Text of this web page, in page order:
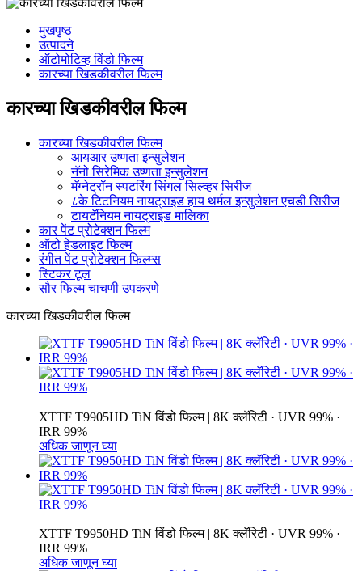
मुखपृष्ठ
उत्पादने
ऑटोमोटिव्ह विंडो फिल्म
कारच्या खिडकीवरील फिल्म
कारच्या खिडकीवरील फिल्म
कारच्या खिडकीवरील फिल्म
आयआर उष्णता इन्सुलेशन
नॅनो सिरेमिक उष्णता इन्सुलेशन
मॅग्नेट्रॉन स्पटरिंग सिंगल सिल्व्हर सिरीज
८के टिटनियम नायट्राइड हाय थर्मल इन्सुलेशन एचडी सिरीज
टायटॅनियम नायट्राइड मालिका
कार पेंट प्रोटेक्शन फिल्म
ऑटो हेडलाइट फिल्म
रंगीत पेंट प्रोटेक्शन फिल्म्स
स्टिकर टूल
सौर फिल्म चाचणी उपकरणे
कारच्या खिडकीवरील फिल्म
XTTF T9905HD TiN विंडो फिल्म | 8K क्लॅरिटी · UVR 99% ·
IRR 99%
अधिक जाणून घ्या
XTTF T9950HD TiN विंडो फिल्म | 8K क्लॅरिटी · UVR 99% ·
IRR 99%
अधिक जाणून घ्या